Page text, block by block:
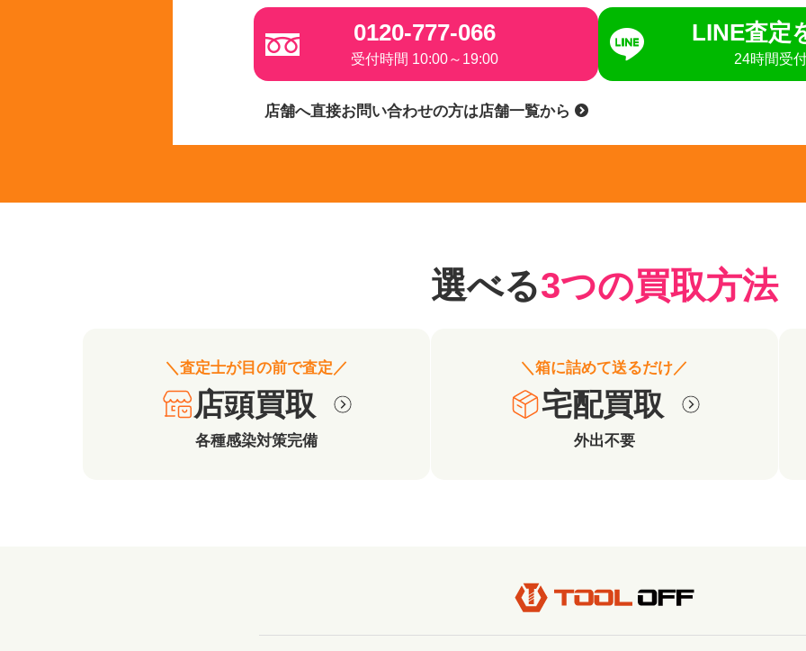
0120-777-066
受付時間 10:00～19:00
LINE査定
24時間受
店舗へ直接お問い合わせの方は店舗一覧から
選べる3つの買取方法
＼査定士が目の前で査定／
店頭買取
各種感染対策完備
＼箱に詰めて送るだけ／
宅配買取
外出不要